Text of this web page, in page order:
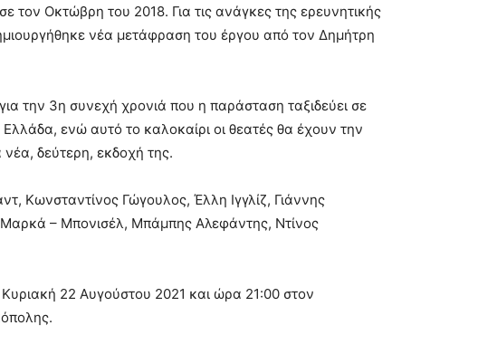
τον Οκτώβρη του 2018. Για τις ανάγκες της ερευνητικής
νέα μετάφραση του έργου από τον Δημήτρη
την 3η συνεχή χρονιά που η παράσταση ταξιδεύει σε
ενώ αυτό το καλοκαίρι οι θεατές θα έχουν την
δεύτερη, εκδοχή της.
Κωνσταντίνος Γώγουλος, Έλλη Ιγγλίζ, Γιάννης
– Μπονισέλ, Μπάμπης Αλεφάντης, Ντίνος
22 Αυγούστου 2021 και ώρα 21:00 στον